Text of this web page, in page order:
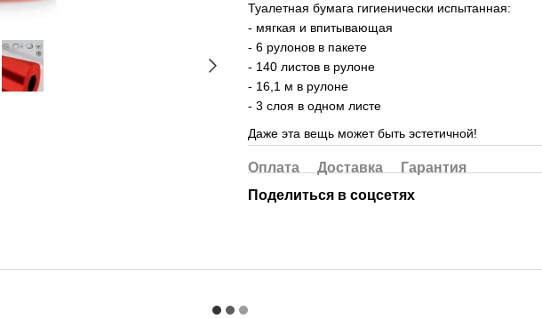
Туалетная бумага гигиенически испытанная:
- мягкая и впитывающая
- 6 рулонов в пакете
- 140 листов в рулоне
- 16,1 м в рулоне
- 3 слоя в одном листе
Даже эта вещь может быть эстетичной!
Оплата Доставка
Гарантия
Поделиться в соцсетях